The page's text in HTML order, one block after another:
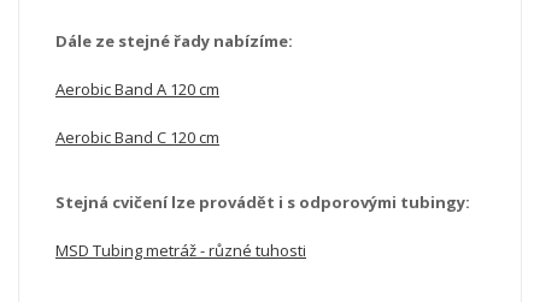
Dále ze stejné řady nabízíme:
Aerobic Band A 120 cm
Aerobic Band C 120 cm
Stejná cvičení lze provádět i s odporovými tubingy:
MSD Tubing metráž - různé tuhosti